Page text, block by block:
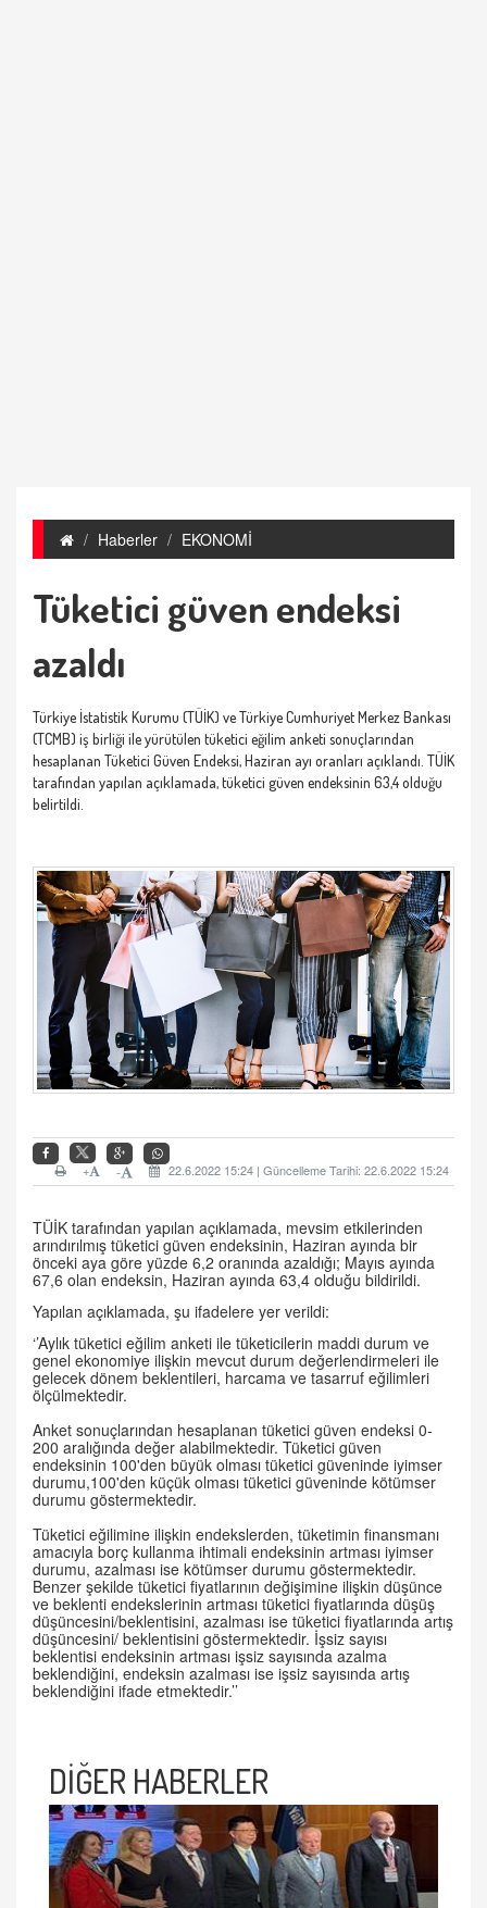
Haberler EKONOMİ
Tüketici güven endeksi
azaldı
Türkiye İstatistik Kurumu (TÜİK) ve Türkiye Cumhuriyet Merkez Bankası
(TCMB) iş birliği ile yürütülen tüketici eğilim anketi sonuçlarından
hesaplanan Tüketici Güven Endeksi, Haziran ayı oranları açıklandı. TÜİK
tarafından yapılan açıklamada, tüketici güven endeksinin 63,4 olduğu
belirtildi.
22.6.2022 15:24 | Güncelleme Tarihi: 22.6.2022 15:24
-
+
TÜİK tarafından yapılan açıklamada, mevsim etkilerinden
arındırılmış tüketici güven endeksinin, Haziran ayında bir
önceki aya göre yüzde 6,2 oranında azaldığı; Mayıs ayında
67,6 olan endeksin, Haziran ayında 63,4 olduğu bildirildi.
Yapılan açıklamada, şu ifadelere yer verildi:
‘’Aylık tüketici eğilim anketi ile tüketicilerin maddi durum ve
genel ekonomiye ilişkin mevcut durum değerlendirmeleri ile
gelecek dönem beklentileri, harcama ve tasarruf eğilimleri
ölçülmektedir.
Anket sonuçlarından hesaplanan tüketici güven endeksi 0-
200 aralığında değer alabilmektedir. Tüketici güven
endeksinin 100'den büyük olması tüketici güveninde iyimser
durumu,100'den küçük olması tüketici güveninde kötümser
durumu göstermektedir.
Tüketici eğilimine ilişkin endekslerden, tüketimin finansmanı
amacıyla borç kullanma ihtimali endeksinin artması iyimser
durumu, azalması ise kötümser durumu göstermektedir.
Benzer şekilde tüketici fiyatlarının değişimine ilişkin düşünce
ve beklenti endekslerinin artması tüketici fiyatlarında düşüş
düşüncesini/beklentisini, azalması ise tüketici fiyatlarında artış
düşüncesini/ beklentisini göstermektedir. İşsiz sayısı
beklentisi endeksinin artması işsiz sayısında azalma
beklendiğini, endeksin azalması ise işsiz sayısında artış
beklendiğini ifade etmektedir.’’
DİĞER HABERLER